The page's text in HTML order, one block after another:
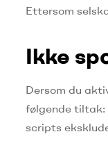
Ettersom
Ikke
Dersom du
følgende tiltak:
scripts